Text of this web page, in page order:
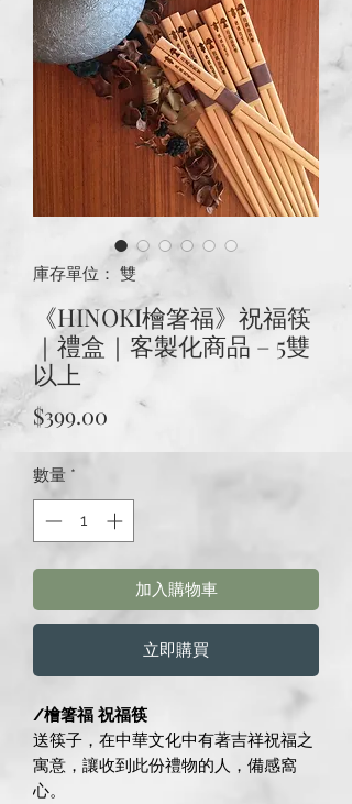
庫存單位： 雙
《HINOKI檜箸福》祝福筷
｜禮盒｜客製化商品 – 5雙
以上
$399.00
數量 *
加入購物車
立即購買
/檜箸福 祝福筷
送筷子，在中華文化中有著吉祥祝福之
寓意，讓收到此份禮物的人，備感窩
心。